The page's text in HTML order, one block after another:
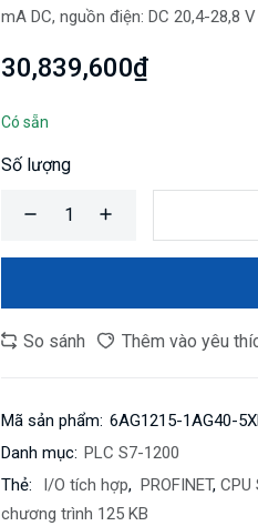
mA DC, nguồn điện: DC 20,4-28,8
30,839,600₫
Có sẵn
Số lượng
So sánh Thêm vào yêu
Mã sản phẩm: 6AG1215-1AG40-
Danh mục: PLC S7-1200
Thẻ:
I/O tích hợp, PROFINET, CPU
chương trình 125 KB